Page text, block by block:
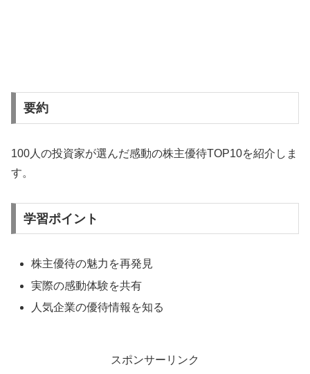
要約
100人の投資家が選んだ感動の株主優待TOP10を紹介しま
す。
学習ポイント
株主優待の魅力を再発見
実際の感動体験を共有
人気企業の優待情報を知る
スポンサーリンク